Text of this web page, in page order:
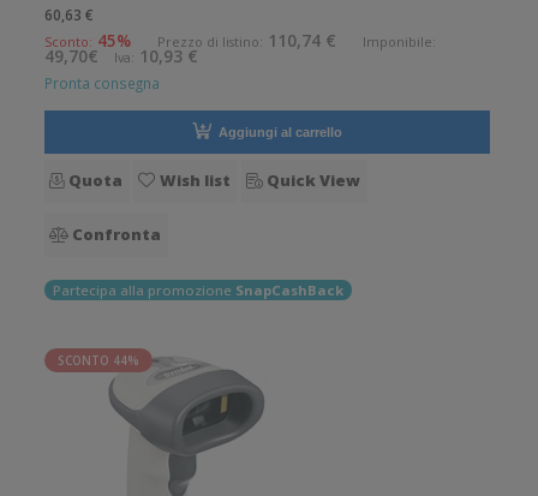
barre. Angolo di scansione verticale: 1 Angolo di scansione
orizzo
60,63 €
Sconto: 45% Prezzo di listino: 110,74 € Imponibile:
49,70€ Iva: 10,93 €
Pronta consegna
Aggiungi al carrello
Quota Wish list Quick View
Confronta
Partecipa alla promozione SnapCashBack
SCONTO 44%